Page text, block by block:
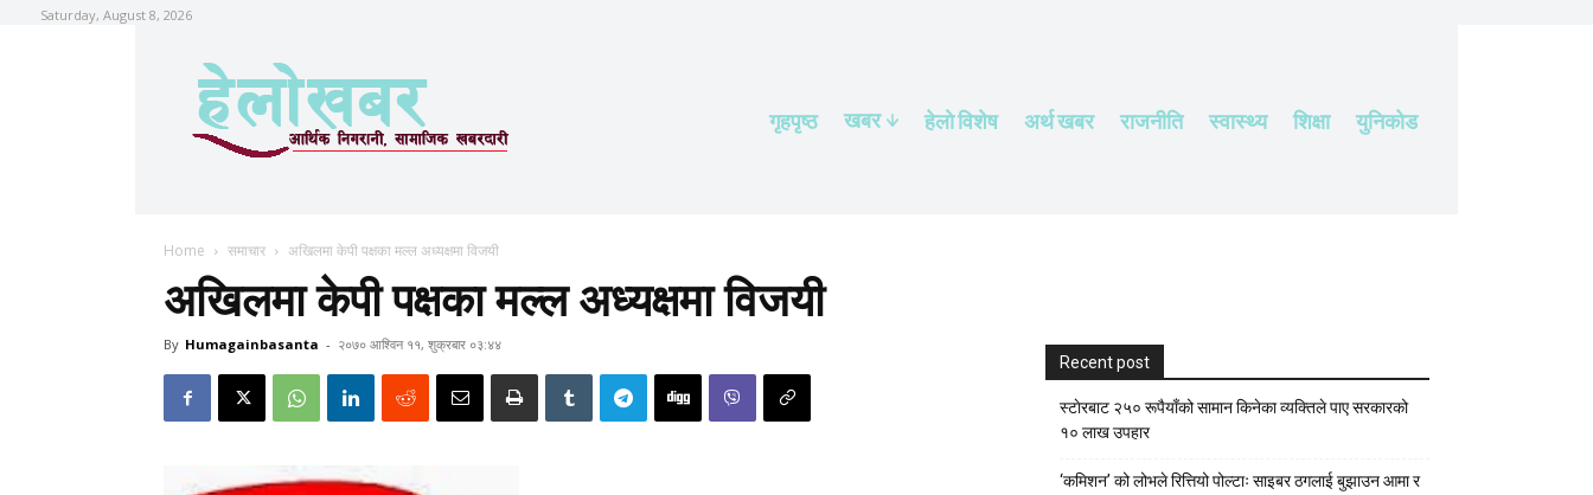
Saturday, August 8, 2026
गृहपृष्ठ खबर हेलाे विशेष अर्थ खबर राजनीति स्वास्थ्य शिक्षा युनिकोड
Home समाचार अखिलमा केपी पक्षका मल्ल अध्यक्षमा विजयी
अखिलमा केपी पक्षका मल्ल अध्यक्षमा विजयी
By Humagainbasanta - २०७० आश्विन ११, शुक्रबार ०३:४४
Recent post
स्टाेरबाट २५० रूपैयाँको सामान किनेका व्यक्तिले पाए सरकारको
१० लाख उपहार
‘कमिशन’ को लोभले रित्तियो पोल्टाः साइबर ठगलाई बुझाउन आमा र